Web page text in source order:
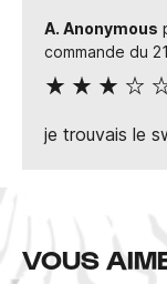
A. Anonymous
commande du
je trouvais le
VOUS